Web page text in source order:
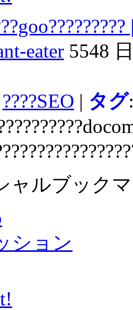
eater 5548
????SEO | タグ
ャルブック
ション